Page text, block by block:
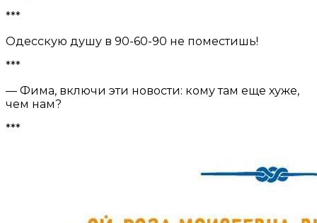
***
Одесскую душу в 90-60-90 не поместишь!
***
— Фима, включи эти новости: кому там еще хуже,
чем нам?
***